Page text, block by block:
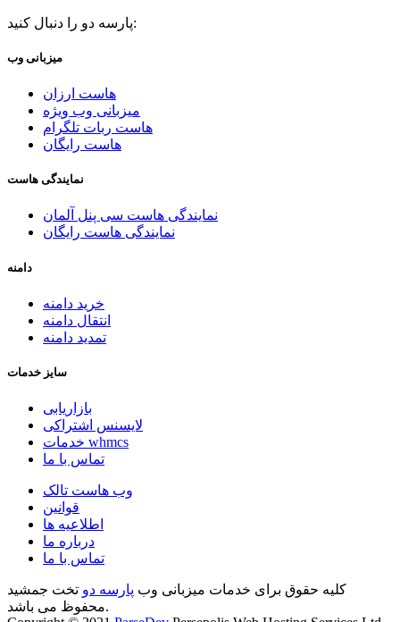
پارسه دو را دنبال کنید:
میزبانی وب
هاست ارزان
میزبانی وب ویژه
هاست ربات تلگرام
هاست رایگان
نمایندگی هاست
نمایندگی هاست سی پنل آلمان
نمایندگی هاست رایگان
دامنه
خرید دامنه
انتقال دامنه
تمدید دامنه
سایز خدمات
بازاریابی
لایسنس اشتراکی
خدمات whmcs
تماس با ما
وب هاست تالک
قوانین
اطلاعیه ها
درباره ما
تماس با ما
کلیه حقوق برای خدمات میزبانی وب پارسه دو تخت جمشید
محفوظ می باشد.